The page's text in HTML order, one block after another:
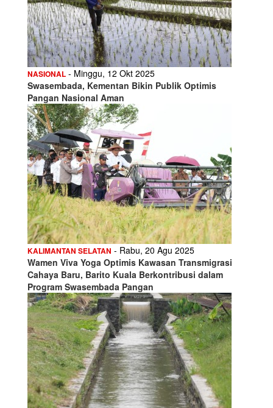
NASIONAL - Minggu, 12 Okt 2025
Swasembada, Kementan Bikin Publik Optimis
Pangan Nasional Aman
KALIMANTAN SELATAN - Rabu, 20 Agu 2025
Wamen Viva Yoga Optimis Kawasan Transmigrasi
Cahaya Baru, Barito Kuala Berkontribusi dalam
Program Swasembada Pangan